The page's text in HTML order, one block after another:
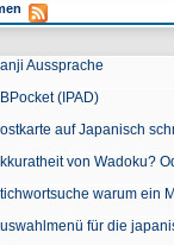
Aussprache
(IPAD)
auf Japanisch
von Wadoku?
warum ein
für die